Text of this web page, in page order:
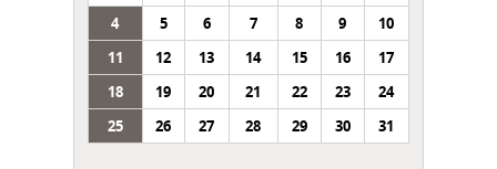
4
5 6 7 8 9
10
11
12 13 14 15 16
17
18
19 20 21 22 23
24
25
26 27 28 29 30 31